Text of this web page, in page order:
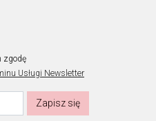
zgodę
Usługi Newsletter
Zapisz się